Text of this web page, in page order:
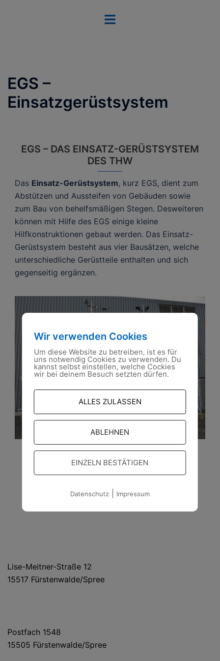
Menü
EGS –
Einsatzgerüstsystem
EGS – DAS EINSATZ-GERÜSTSYSTEM
DES THW
Das Einsatz-Gerüstsystem, kurz EGS, dient zum
Abstützen und Aussteifen von Gebäuden sowie
zum Bau von behelfsmäßigen Stegen. Desweiteren
können mit Hilfe des EGS einige kleine
Hilfkonstruktionen gebaut werden. Das Einsatz-
Gerüstsystem besteht aus vier Bausätzen, welche
unterschiedliche Gerüstteile enthalten und sich
gegenseitig ergänzen.
Lise-Meitner-Straße 12
15517 Fürstenwalde/Spree
Postfach 1548
15505 Fürstenwalde/Spree
Wir verwenden Cookies
Um diese Website zu betreiben, ist es für
uns notwendig Cookies zu verwenden. Du
kannst selbst einstellen, welche Cockies
wir bei deinem Besuch setzten dürfen.
ALLES ZULASSEN
ABLEHNEN
EINZELN BESTÄTIGEN
Datenschutz| Impressum